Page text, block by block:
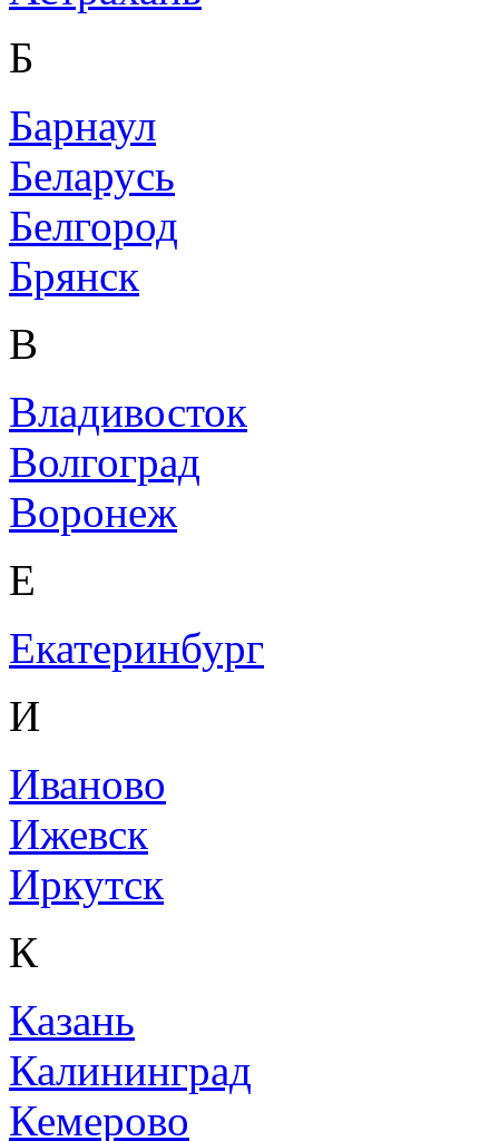
Б
Барнаул
Беларусь
Белгород
Брянск
В
Владивосток
Волгоград
Воронеж
Е
Екатеринбург
И
Иваново
Ижевск
Иркутск
К
Казань
Калининград
Кемерово